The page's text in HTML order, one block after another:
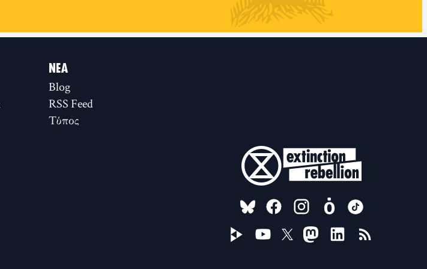
ΝΈΑ
Blog
RSS Feed
Τύπος
FOLLOW US ON